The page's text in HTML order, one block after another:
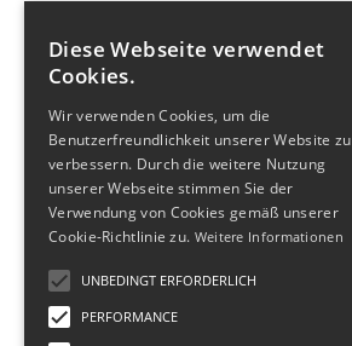
FOLGE UNS
FacebookInstagram
NEWSLETTER
E-Mail-Adresse
Diese Webseite verwendet
Cookies.
Wir verwenden Cookies, um die
Benutzerfreundlichkeit unserer Website zu
verbessern. Durch die weitere Nutzung
unserer Webseite stimmen Sie der
Verwendung von Cookies gemäß unserer
Cookie-Richtlinie zu. Weitere Informationen
UNBEDINGT ERFORDERLICH
PERFORMANCE